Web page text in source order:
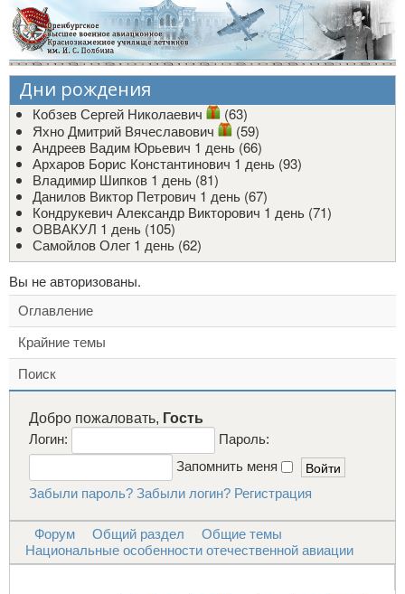
Дни рождения
Кобзев Сергей Николаевич
(63)
Яхно Дмитрий Вячеславович
(59)
Андреев Вадим Юрьевич 1 день (66)
Архаров Борис Константинович 1 день (93)
Владимир Шипков 1 день (81)
Данилов Виктор Петрович 1 день (67)
Кондрукевич Александр Викторович 1 день (71)
ОВВАКУЛ 1 день (105)
Самойлов Олег 1 день (62)
Вы не авторизованы.
Оглавление
Крайние темы
Поиск
Добро пожаловать, Гость
Логин:
Пароль:
Запомнить меня
Забыли пароль? Забыли логин? Регистрация
Форум Общий раздел
Общие темы
Национальные особенности отечественной авиации